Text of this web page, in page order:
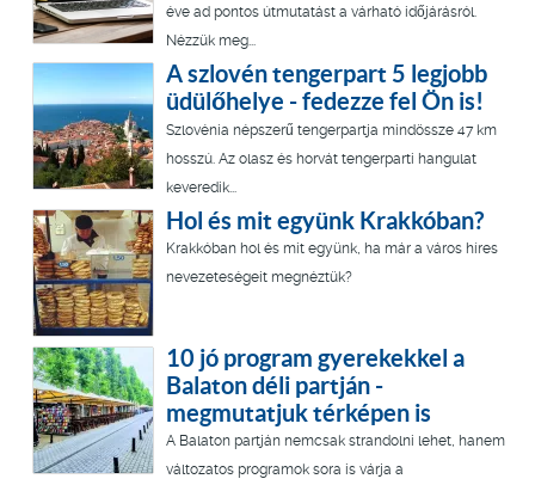
éve ad pontos útmutatást a várható időjárásról.
Nézzük meg...
A szlovén tengerpart 5 legjobb
üdülőhelye - fedezze fel Ön is!
Szlovénia népszerű tengerpartja mindössze 47 km
hosszú. Az olasz és horvát tengerparti hangulat
keveredik...
Hol és mit együnk Krakkóban?
Krakkóban hol és mit együnk, ha már a város híres
nevezeteségeit megnéztük?
10 jó program gyerekekkel a
Balaton déli partján -
megmutatjuk térképen is
A Balaton partján nemcsak strandolni lehet, hanem
változatos programok sora is várja a